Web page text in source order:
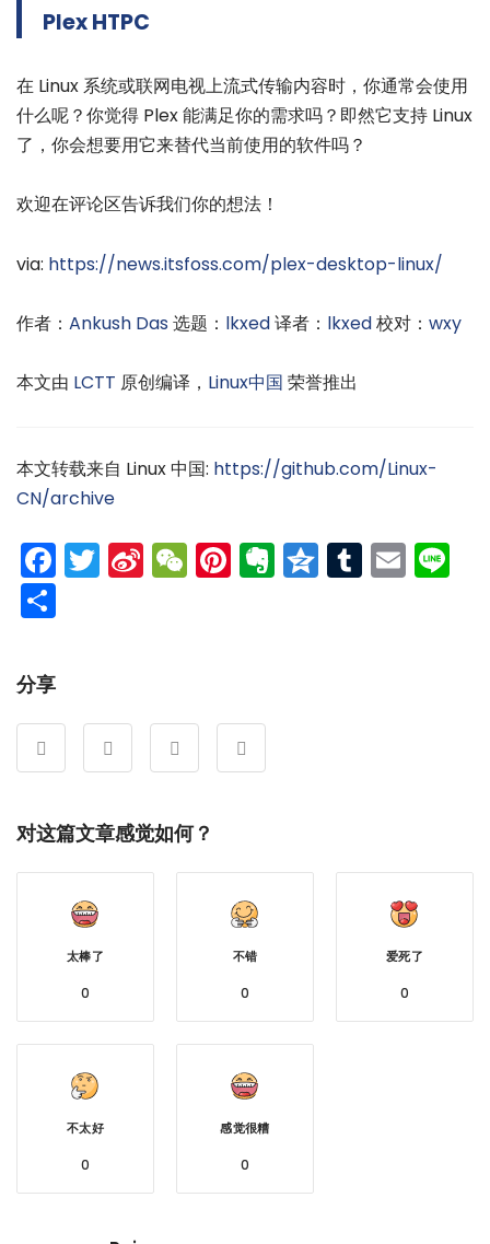
Plex HTPC
在 Linux 系统或联网电视上流式传输内容时，你通常会使用
什么呢？你觉得 Plex 能满足你的需求吗？即然它支持 Linux
了，你会想要用它来替代当前使用的软件吗？
欢迎在评论区告诉我们你的想法！
via: https://news.itsfoss.com/plex-desktop-linux/
作者： Ankush Das 选题： lkxed译者： lkxed校对： wxy
本文由 LCTT 原创编译， Linux中国 荣誉推出
本文转载来自 Linux 中国: https://github.com/Linux-
CN/archive
Facebook
Twitter
SinaWeChat
Pinterest
Evernote
Qzone
Tumblr
分享
对这篇文章感觉如何？
太棒了
0
不错
0
爱死了
0
不太好
0
感觉很糟
0